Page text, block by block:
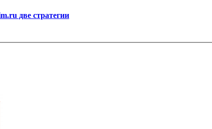
две стратегии